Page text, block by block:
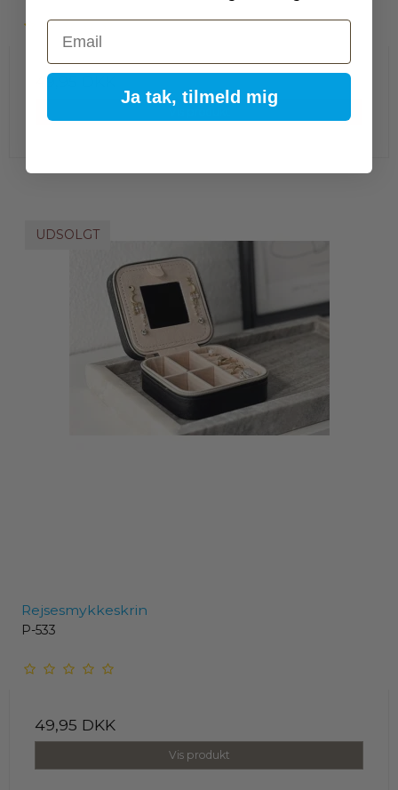
49,95 DKK
UDSOLGT
Rejsesmykkeskrin
P-533
49,95 DKK
Vis produkt
Email
Ja tak, tilmeld mig